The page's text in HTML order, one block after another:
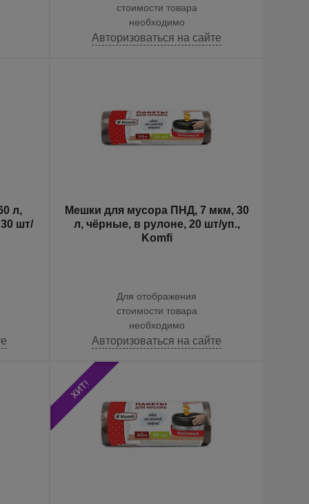
стоимости товара
необходимо
Авторизоваться на сайте
л,
шт/
Мешки для мусора ПНД, 7 мкм, 30
л, чёрные, в рулоне, 20 шт/уп.,
Komfi
Для отображения
стоимости товара
необходимо
Авторизоваться на сайте